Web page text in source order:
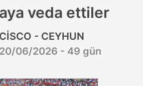
veda ettiler
- CEYHUN
20/06/2026 - 49 gün